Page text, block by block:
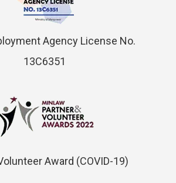
Agency License No.
13C6351
Award (COVID-19)